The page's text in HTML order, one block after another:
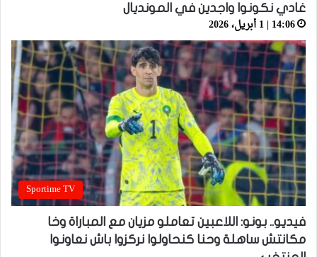
غادي نكونوا واجدين في المونديال
14:06 | 1 أبريل، 2026
Sportime TV
فيديو.. بونو: اللاعبين تعاملو مزيان مع المباراة وخا
مكانتش ساهلة وحنا كنحاولوا نركزوا باش نعاونوا